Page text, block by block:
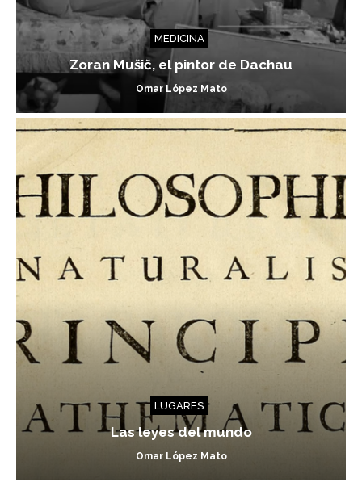
MEDICINA
Zoran Mušič, el pintor de Dachau
Omar López Mato
LUGARES
Las leyes del mundo
Omar López Mato